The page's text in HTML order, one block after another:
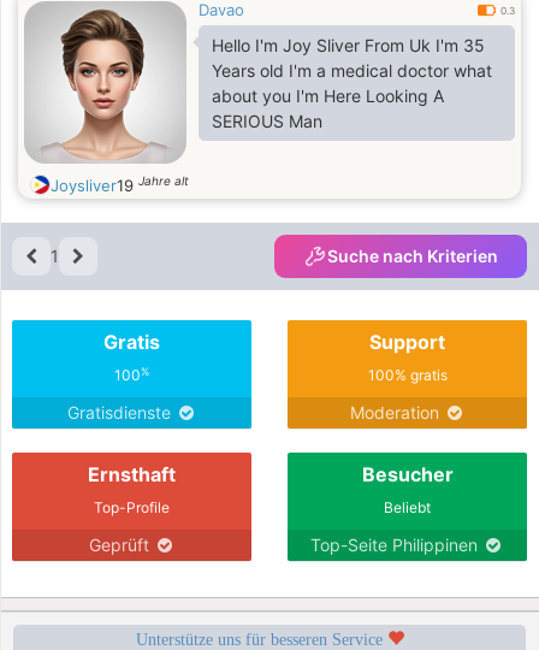
Davao 0.3
Hello I'm Joy Sliver From Uk I'm 35
Years old I'm a medical doctor what
about you I'm Here Looking A
SERIOUS Man
Joysliver19 Jahre alt
1 Suche nach Kriterien
Gratis
100%
Gratisdienste
Support
100% gratis
Moderation
Ernsthaft
Top-Profile
Geprüft
Besucher
Beliebt
Top-Seite Philippinen
Unterstütze uns für besseren Service